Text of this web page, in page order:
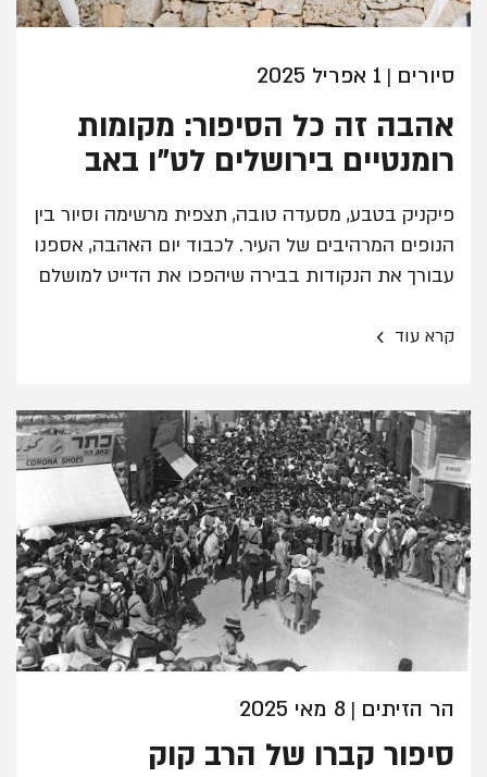
סיורים | 1 אפריל 2025
אהבה זה כל הסיפור: מקומות
רומנטיים בירושלים לט"ו באב
פיקניק בטבע, מסעדה טובה, תצפית מרשימה וסיור בין
הנופים המרהיבים של העיר. לכבוד יום האהבה, אספנו
עבורך את הנקודות בבירה שיהפכו את הדייט למושלם
קרא עוד ›
הר הזיתים | 8 מאי 2025
סיפור קברו של הרב קוק